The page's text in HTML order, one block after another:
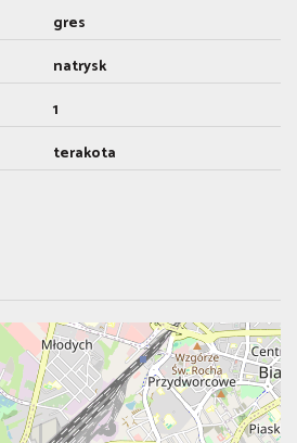
gres
natrysk
1
terakota